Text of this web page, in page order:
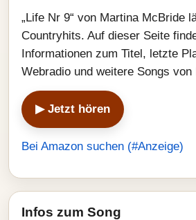
„Life Nr 9“ von Martina McBride
Countryhits. Auf dieser Seite
Informationen zum Titel, letzte
Webradio und weitere Songs
▶ Jetzt hören
Bei Amazon suchen (#Anzeige)
Infos zum Song